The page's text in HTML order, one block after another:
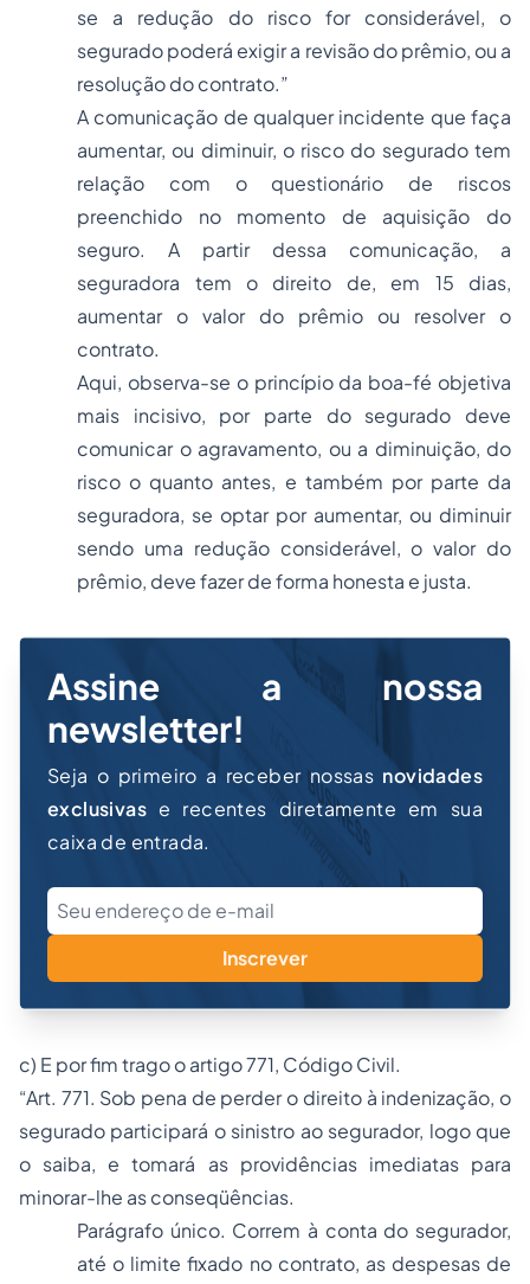
se a redução do risco for considerável, o
segurado poderá exigir a revisão do prêmio, ou a
resolução do contrato.”
A comunicação de qualquer incidente que faça
aumentar, ou diminuir, o risco do segurado tem
relação com o questionário de riscos
preenchido no momento de aquisição do
seguro. A partir dessa comunicação, a
seguradora tem o direito de, em 15 dias,
aumentar o valor do prêmio ou resolver o
contrato.
Aqui, observa-se o princípio da boa-fé objetiva
mais incisivo, por parte do segurado deve
comunicar o agravamento, ou a diminuição, do
risco o quanto antes, e também por parte da
seguradora, se optar por aumentar, ou diminuir
sendo uma redução considerável, o valor do
prêmio, deve fazer de forma honesta e justa.
Assine a nossa
newsletter!
Seja o primeiro a receber nossas novidades
exclusivas e recentes diretamente em sua
caixa de entrada.
Inscrever
c) E por fim trago o artigo 771, Código Civil.
“Art. 771. Sob pena de perder o direito à indenização, o
segurado participará o sinistro ao segurador, logo que
o saiba, e tomará as providências imediatas para
minorar-lhe as conseqüências.
Parágrafo único. Correm à conta do segurador,
até o limite fixado no contrato, as despesas de